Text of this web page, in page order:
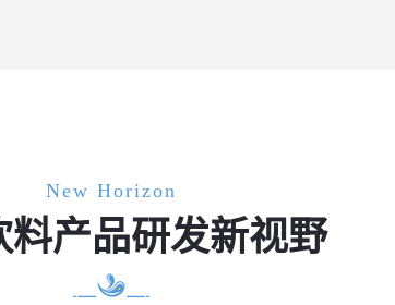
New Horizon
料产品研发新视野